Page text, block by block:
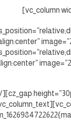
image=”266″
width=”1/3″][vc_column_text